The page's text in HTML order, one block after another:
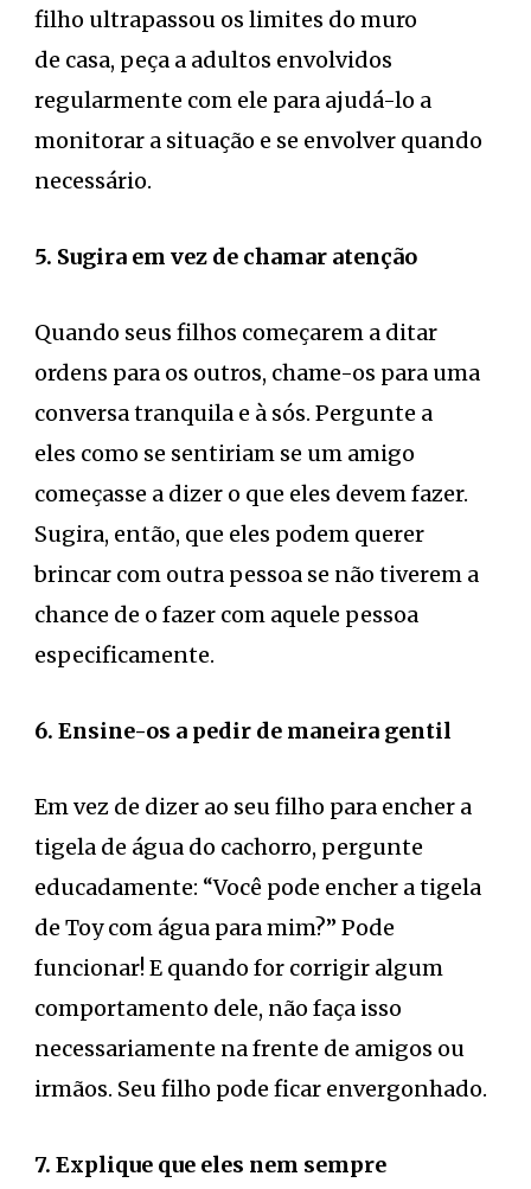
filho ultrapassou os limites do muro
de casa, peça a adultos envolvidos
regularmente com ele para ajudá-lo a
monitorar a situação e se envolver quando
necessário.
5. Sugira em vez de chamar atenção
Quando seus filhos começarem a ditar
ordens para os outros, chame-os para uma
conversa tranquila e à sós. Pergunte a
eles como se sentiriam se um amigo
começasse a dizer o que eles devem fazer.
Sugira, então, que eles podem querer
brincar com outra pessoa se não tiverem a
chance de o fazer com aquele pessoa
especificamente.
6. Ensine-os a pedir de maneira gentil
Em vez de dizer ao seu filho para encher a
tigela de água do cachorro, pergunte
educadamente: “Você pode encher a tigela
de Toy com água para mim?” Pode
funcionar! E quando for corrigir algum
comportamento dele, não faça isso
necessariamente na frente de amigos ou
irmãos. Seu filho pode ficar envergonhado.
7. Explique que eles nem sempre